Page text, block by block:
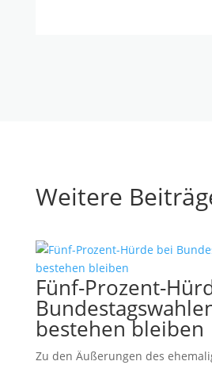
Weitere
Fünf-Prozent-
bestehen bleiben
Zu den Äußerungen des